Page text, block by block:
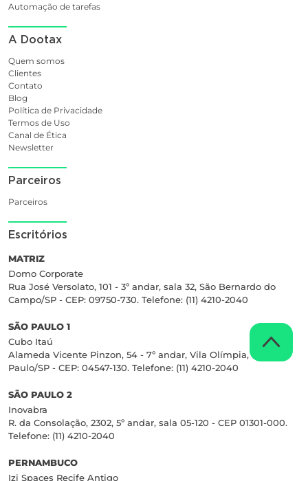
Automação de tarefas
A Dootax
Quem somos
Clientes
Contato
Blog
Política de Privacidade
Termos de Uso
Canal de Ética
Newsletter
Parceiros
Parceiros
Escritórios
MATRIZ
Domo Corporate
Rua José Versolato, 101 - 3º andar, sala 32, São Bernardo do
Campo/SP - CEP: 09750-730. Telefone: (11) 4210-2040
SÃO PAULO 1
Cubo Itaú
Alameda Vicente Pinzon, 54 - 7º andar, Vila Olímpia, São
Paulo/SP - CEP: 04547-130. Telefone: (11) 4210-2040
SÃO PAULO 2
Inovabra
R. da Consolação, 2302, 5º andar, sala 05-120 - CEP 01301-000.
Telefone: (11) 4210-2040
PERNAMBUCO
Izi Spaces Recife Antigo